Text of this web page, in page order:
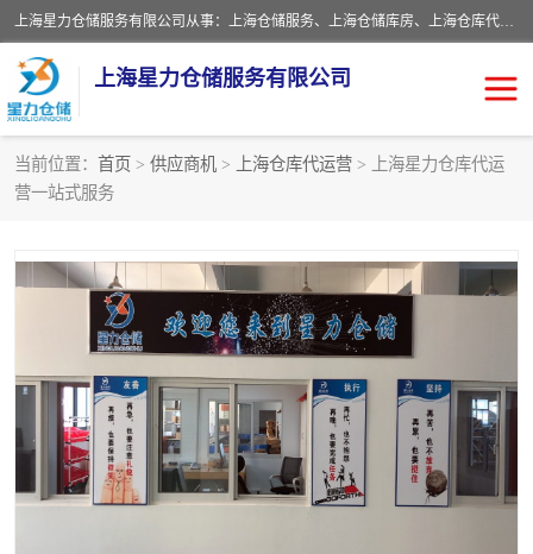
上海星力仓储服务有限公司从事：上海仓储服务、上海仓储库房、上海仓库代运营、上海仓库对外出租、上海仓库外包、上海三方仓储、上海电商仓储代发、上海电商代发货仓库、上海托管仓库、上海仓储配送。上海星力仓储服务有限公司现在拥有100个分仓、10万余平方的标准库房，精炼员工几百名，与几千家客户合作，公司已跻身上海仓储行业前列。欢迎来电咨询！
上海星力仓储服务有限公司
当前位置： 首页 > 供应商机 > 上海仓库代运营 > 上海星力仓库代运
营一站式服务
上海仓库对外出租
上海仓储配送 上海仓库外包
上海仓库代运营 上海托管仓库
上海第三方仓储 上海仓储服务
仓储 上海电商代发货仓库
上海托管仓库